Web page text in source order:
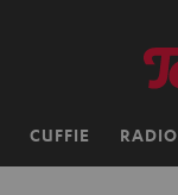
CUFFIE RADIO